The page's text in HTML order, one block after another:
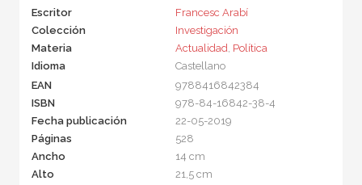
Escritor
Francesc Arabí
Colección
Investigación
Materia
Actualidad, Política
Idioma
Castellano
EAN
9788416842384
ISBN
978-84-16842-38-4
Fecha publicación
22-05-2019
Páginas
528
Ancho
14 cm
Alto
21,5 cm